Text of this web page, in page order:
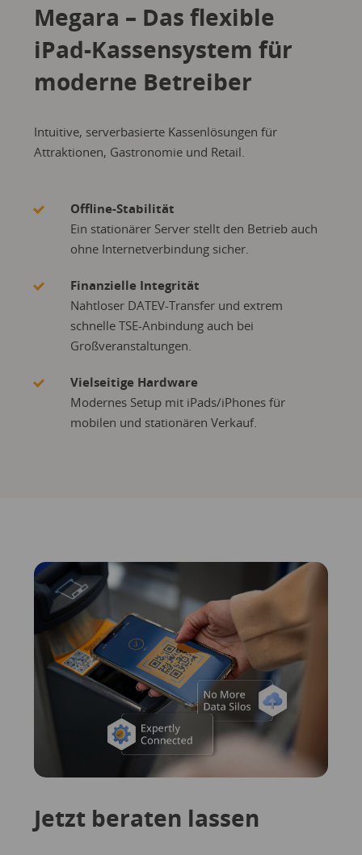
Megara – Das flexible
iPad-Kassensystem für
moderne Betreiber
Intuitive, serverbasierte Kassenlösungen für
Attraktionen, Gastronomie und Retail.
Offline-Stabilität
Ein stationärer Server stellt den Betrieb auch
ohne Internetverbindung sicher.
Finanzielle Integrität
Nahtloser DATEV-Transfer und extrem
schnelle TSE-Anbindung auch bei
Großveranstaltungen.
Vielseitige Hardware
Modernes Setup mit iPads/iPhones für
mobilen und stationären Verkauf.
Jetzt beraten lassen